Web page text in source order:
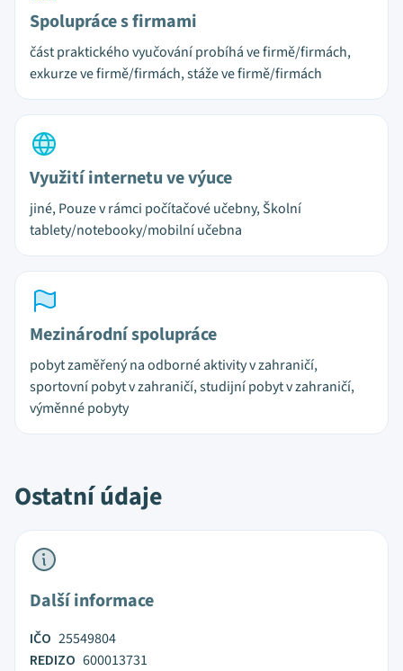
Spolupráce s firmami
část praktického vyučování probíhá ve firmě/firmách,
exkurze ve firmě/firmách, stáže ve firmě/firmách
Využití internetu ve výuce
jiné, Pouze v rámci počítačové učebny, Školní
tablety/notebooky/mobilní učebna
Mezinárodní spolupráce
pobyt zaměřený na odborné aktivity v zahraničí,
sportovní pobyt v zahraničí, studijní pobyt v zahraničí,
výměnné pobyty
Ostatní údaje
Další informace
IČO 25549804
REDIZO 600013731